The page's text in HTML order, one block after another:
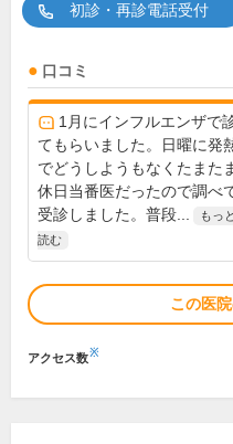
初診・再診電話受付
口コミ
1月にインフルエンザで
てもらいました。日曜に発
でどうしようもなくたまた
休日当番医だったので調べ
受診しました。普段...
もっと
読む
この医
アクセス数※